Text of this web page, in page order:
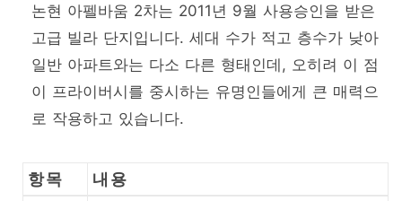
논현 아펠바움 2차는 2011년 9월 사용승인을 받은
고급 빌라 단지입니다. 세대 수가 적고 층수가 낮아
일반 아파트와는 다소 다른 형태인데, 오히려 이 점
이 프라이버시를 중시하는 유명인들에게 큰 매력으
로 작용하고 있습니다.
항목 내용